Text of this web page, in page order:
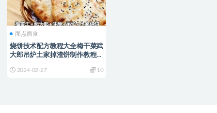
面点面食
烧饼技术配方教程大全梅干菜武
大郎吊炉土家掉渣饼制作教程商
2024-02-27 10